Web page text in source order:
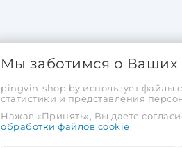
Мы заботимся о Ваших
pingvin-shop.by использует файлы
статистики и представления
Нажав «Принять», Вы даете
обработки файлов cookie.